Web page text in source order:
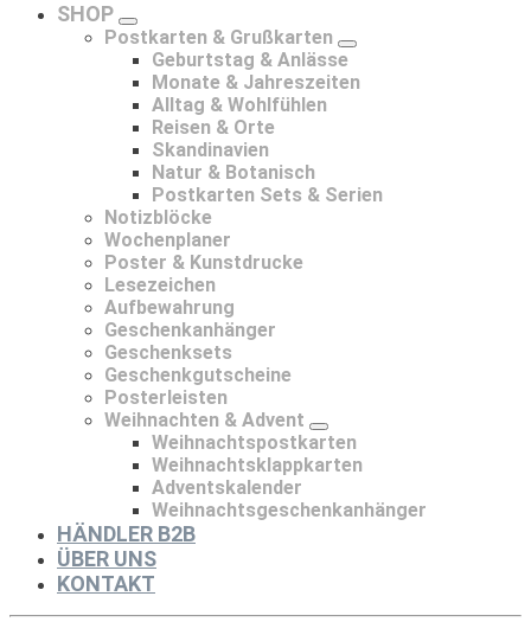
SHOP
Postkarten & Grußkarten
Geburtstag & Anlässe
Monate & Jahreszeiten
Alltag & Wohlfühlen
Reisen & Orte
Skandinavien
Natur & Botanisch
Postkarten Sets & Serien
Notizblöcke
Wochenplaner
Poster & Kunstdrucke
Lesezeichen
Aufbewahrung
Geschenkanhänger
Geschenksets
Geschenkgutscheine
Posterleisten
Weihnachten & Advent
Weihnachtspostkarten
Weihnachtsklappkarten
Adventskalender
Weihnachtsgeschenkanhänger
HÄNDLER B2B
ÜBER UNS
KONTAKT